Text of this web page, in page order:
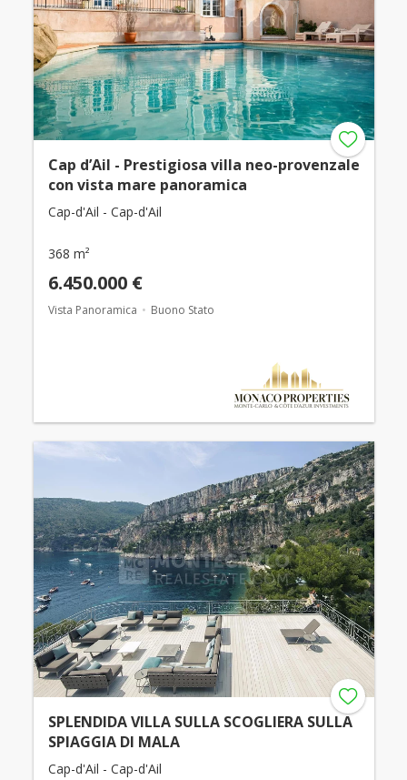
Cap d’Ail - Prestigiosa villa neo-provenzale
con vista mare panoramica
Cap-d'Ail - Cap-d'Ail
368 m²
6.450.000 €
Vista Panoramica Buono Stato
SPLENDIDA VILLA SULLA SCOGLIERA SULLA
SPIAGGIA DI MALA
Cap-d'Ail - Cap-d'Ail